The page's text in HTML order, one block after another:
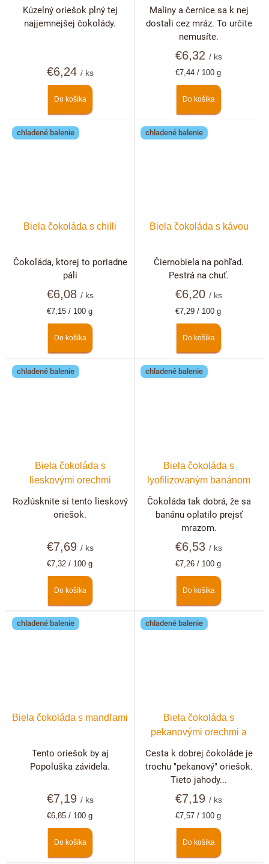
€6,24 / ks
Do košíka
Kúzelný oriešok plný tej
najjemnejšej čokolády.
€6,32/ ks
Jednotková
€7,44 / 100 g
Do košíka
Maliny a černice sa k nej
dostali cez mráz. To určite
nemusíte.
chladené balenie
Biela čokoláda s chilli
€6,08 / ks
Jednotková
€7,15 / 100 g
Do košíka
Čokoláda, ktorej to poriadne
páli
chladené balenie
Biela čokoláda s kávou
€6,20/ ks
Jednotková
€7,29 / 100 g
Do košíka
Čiernobiela na pohľad.
Pestrá na chuť.
chladené balenie
Biela čokoláda s
lieskovými orechmi
€7,69 / ks
Jednotková
€7,32 / 100 g
Do košíka
Rozlúsknite si tento lieskový
oriešok.
chladené balenie
Biela čokoláda s
lyofilizovaným banánom
€6,53/ ks
Jednotková
€7,26 / 100 g
Do košíka
Čokoláda tak dobrá, že sa
banánu oplatilo prejsť
mrazom.
chladené balenie
Biela čokoláda s mandľami
€7,19 / ks
Jednotková
€6,85 / 100 g
Do košíka
Tento oriešok by aj
Popoluška závidela.
chladené balenie
Biela čokoláda s
pekanovými orechmi a
€7,19/ ks
Jednotková
€7,57 / 100 g
Do košíka
Cesta k dobrej čokoláde je
trochu "pekanový" oriešok.
Tieto jahody...